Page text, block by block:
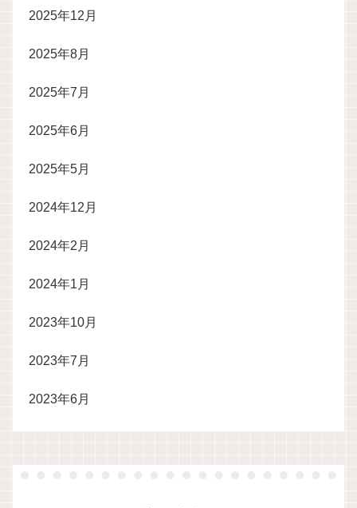
2025年12月
2025年8月
2025年7月
2025年6月
2025年5月
2024年12月
2024年2月
2024年1月
2023年10月
2023年7月
2023年6月